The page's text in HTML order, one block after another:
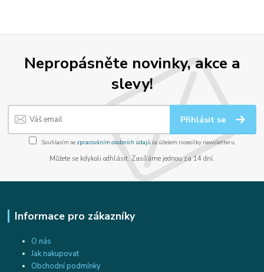
Nepropásněte novinky, akce a
slevy!
Přihlásit se
Souhlasím se zpracováním osobních údajůza účelem rozesílky newsletteru.
Můžete se kdykoli odhlásit. Zasíláme jednou za 14 dní.
Informace pro zákazníky
O nás
Jak nakupovat
Obchodní podmínky